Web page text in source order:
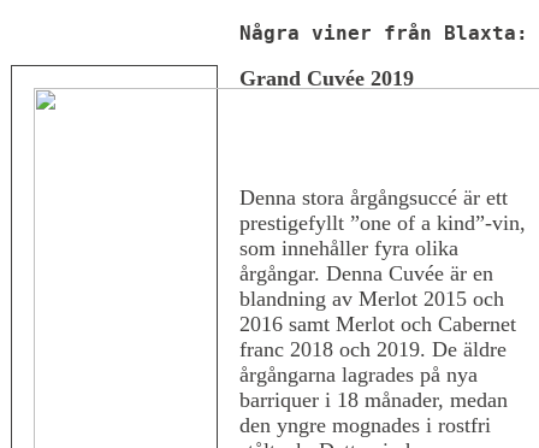
Några viner från Blaxta:
Grand Cuvée 2019
Denna stora årgångsuccé är ett
prestigefyllt ”one of a kind”-vin,
som innehåller fyra olika
årgångar. Denna Cuvée är en
blandning av Merlot 2015 och
2016 samt Merlot och Cabernet
franc 2018 och 2019. De äldre
årgångarna lagrades på nya
barriquer i 18 månader, medan
den yngre mognades i rostfri